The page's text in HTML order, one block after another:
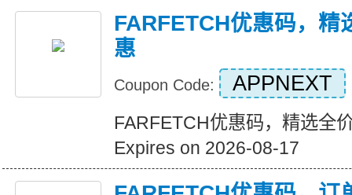
FARFETCH优惠码，精
惠
Coupon Code: APPNEXT
FARFETCH优惠码，精选全
Expires on 2026-08-17